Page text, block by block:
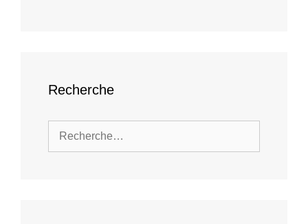
Recherche
Rechercher :